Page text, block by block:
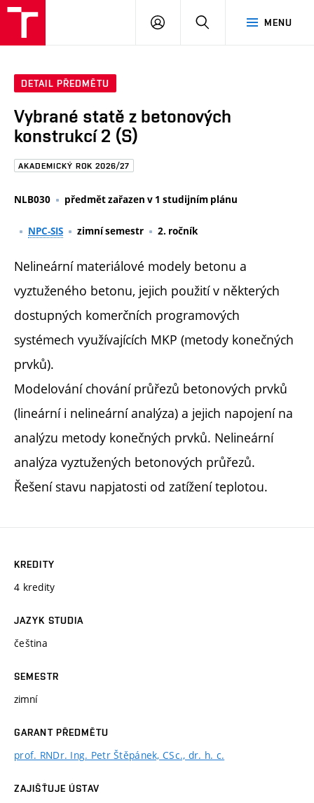
Brno
MENU
PŘIHLÁSIT
DETAIL PŘEDMĚTU
Vybrané statě z betonových
konstrukcí 2 (S)
AKADEMICKÝ ROK 2026/27
NLB030 předmět zařazen v 1 studijním plánu
NPC-SIS zimní semestr 2. ročník
Nelineární materiálové modely betonu a
vyztuženého betonu, jejich použití v některých
dostupných komerčních programových
systémech využívajících MKP (metody konečných
prvků).
Modelování chování průřezů betonových prvků
(lineární i nelineární analýza) a jejich napojení na
analýzu metody konečných prvků. Nelineární
analýza vyztužených betonových průřezů.
Řešení stavu napjatosti od zatížení teplotou.
KREDITY
4 kredity
JAZYK STUDIA
čeština
SEMESTR
zimní
GARANT PŘEDMĚTU
prof. RNDr. Ing. Petr Štěpánek, CSc., dr. h. c.
ZAJIŠŤUJE ÚSTAV